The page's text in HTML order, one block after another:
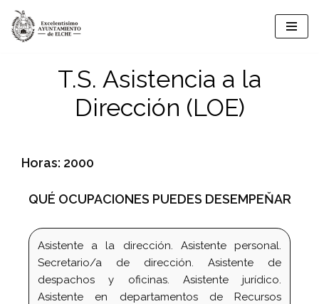
Saltar
contenidoT.S. Asistencia a la
Dirección (LOE)
Horas: 2000
QUÉ OCUPACIONES PUEDES DESEMPEŇAR
Asistente a la dirección. Asistente personal.
Secretario/a de dirección. Asistente de
despachos y oficinas. Asistente jurídico.
Asistente en departamentos de Recursos